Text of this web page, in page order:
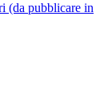
(da pubblicare in